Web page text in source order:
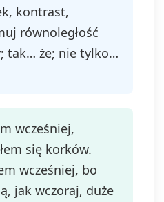
kontrast,
równoległość
tak… że; nie tylko…
wcześniej,
się korków.
wcześniej, bo
jak wczoraj, duże